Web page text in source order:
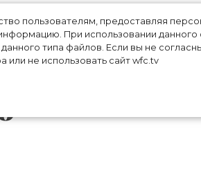
пользователям, предоставляя
При использовании
типа файлов. Если вы не
не использовать сайт wfc.tv